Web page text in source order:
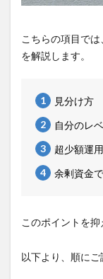
こちらの項目で
を解説します。
見分け方
自分のレ
超少額運
余剰資金
このポイントを抑
以下より、順にご